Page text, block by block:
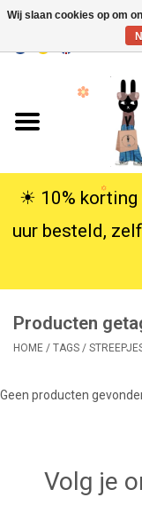
USD
Knuffels
Poppen
SALE
Merken
☀︎ 10% korting
uur besteld,
Producten
HOME / TAGS /
Geen producten
Volg je
Wij slaan cookies op om